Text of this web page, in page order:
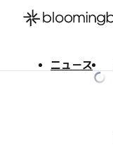
ニュース